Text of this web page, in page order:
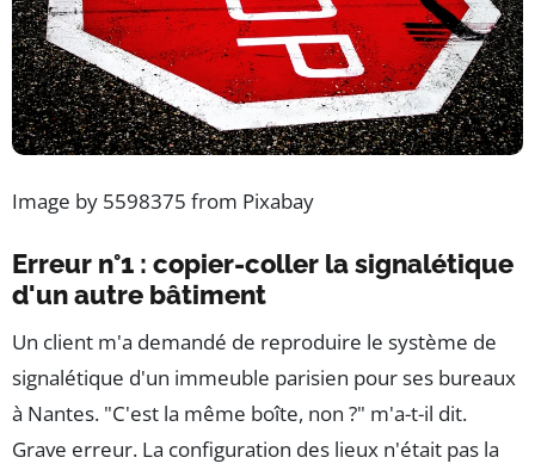
Image by 5598375 from Pixabay
Erreur n°1 : copier-coller la signalétique
d'un autre bâtiment
Un client m'a demandé de reproduire le système de
signalétique d'un immeuble parisien pour ses bureaux
à Nantes. "C'est la même boîte, non ?" m'a-t-il dit.
Grave erreur. La configuration des lieux n'était pas la